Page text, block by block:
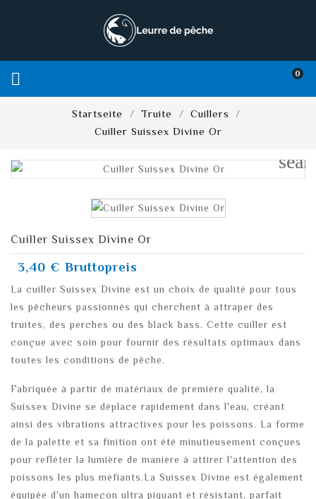
 0
Startseite Truite
Cuillers
Cuiller Suissex Divine Or
Cuiller Suissex Divine Or
3,40 € Bruttopreis
La cuiller Suissex Divine est un choix de qualité pour tous
les pêcheurs passionnés qui cherchent à attraper des
truites, des perches ou des black bass. Cette cuiller est
conçue avec soin pour fournir des résultats optimaux dans
toutes les conditions de pêche.
Fabriquée à partir de matériaux de première qualité, la
Suissex Divine se déplace rapidement dans l'eau, créant
ainsi des vibrations attractives pour les poissons. La forme
de la palette et sa finition ont été minutieusement conçues
pour refléter la lumière de manière à attirer l'attention des
poissons les plus méfiants.La Suissex Divine est également
équipée d'un hameçon ultra piquant et résistant, parfait